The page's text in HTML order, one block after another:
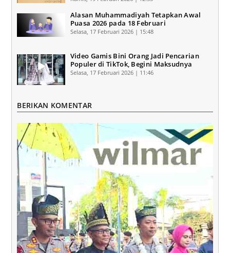
Alasan Muhammadiyah Tetapkan Awal
Puasa 2026 pada 18 Februari
Selasa, 17 Februari 2026 | 15:48
Video Gamis Bini Orang Jadi Pencarian
Populer di TikTok, Begini Maksudnya
Selasa, 17 Februari 2026 | 11:46
BERIKAN KOMENTAR